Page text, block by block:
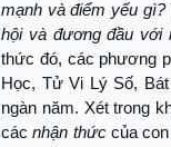
mạnh và điểm yếu
hội và đương đầu với
thức đó, các phương
Học, Tử Vi Lý Số,
ngàn năm. Xét trong
cácnhận thứccủa con